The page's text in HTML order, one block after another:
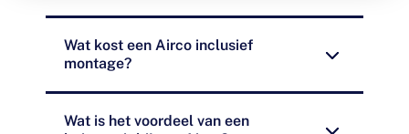
Wat kost een Airco inclusief
montage?
Wat is het voordeel van een